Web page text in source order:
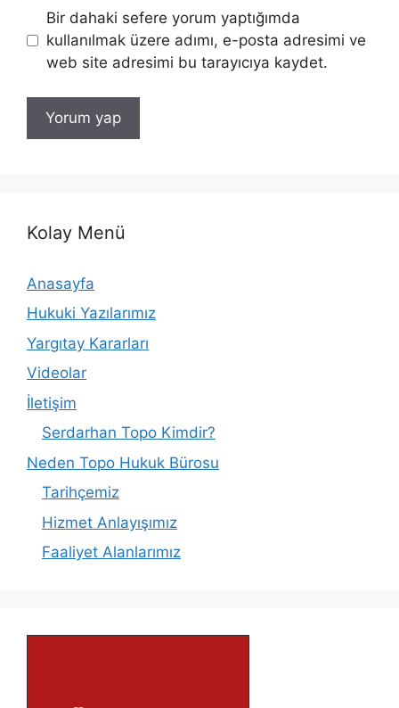
Bir dahaki sefere yorum yaptığımda
kullanılmak üzere adımı, e-posta adresimi ve
web site adresimi bu tarayıcıya kaydet.
Kolay Menü
Anasayfa
Hukuki Yazılarımız
Yargıtay Kararları
Videolar
İletişim
Serdarhan Topo Kimdir?
Neden Topo Hukuk Bürosu
Tarihçemiz
Hizmet Anlayışımız
Faaliyet Alanlarımız